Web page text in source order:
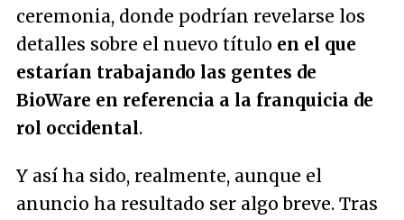
ceremonia, donde podrían revelarse los
detalles sobre el nuevo título en el que
estarían trabajando las gentes de
BioWare en referencia a la franquicia de
rol occidental.
Y así ha sido, realmente, aunque el
anuncio ha resultado ser algo breve. Tras